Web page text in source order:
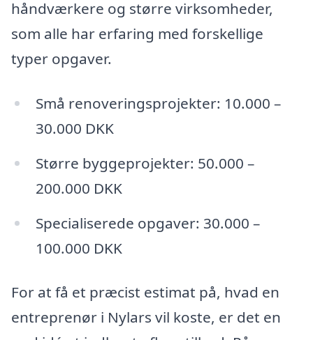
håndværkere og større virksomheder,
som alle har erfaring med forskellige
typer opgaver.
Små renoveringsprojekter: 10.000 –
30.000 DKK
Større byggeprojekter: 50.000 –
200.000 DKK
Specialiserede opgaver: 30.000 –
100.000 DKK
For at få et præcist estimat på, hvad en
entreprenør i Nylars vil koste, er det en